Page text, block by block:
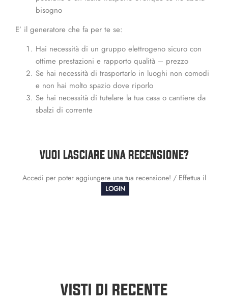
bisogno
E’ il generatore che fa per te se:
Hai necessità di un gruppo elettrogeno sicuro con
ottime prestazioni e rapporto qualità – prezzo
Se hai necessità di trasportarlo in luoghi non comodi
e non hai molto spazio dove riporlo
Se hai necessità di tutelare la tua casa o cantiere da
sbalzi di corrente
VUOI LASCIARE UNA RECENSIONE?
Accedi per poter aggiungere una tua recensione! / Effettua il
LOGIN
VISTI DI RECENTE